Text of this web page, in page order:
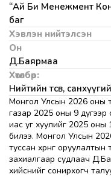
“Ай Би Менежмент
баг
Хэвлэн нийтэлсэн
Он
Д.Баярмаа
Хөтөлбөр:
Нийтийн төсөв,
Монгол Улсын 2026 оны
газар 2025 оны 9
иас уг хуулийг 2025
билээ. Монгол Улсын 2026
туссан хөрөнгө
захиалгаар судлаач
хийснийг сонирхогч